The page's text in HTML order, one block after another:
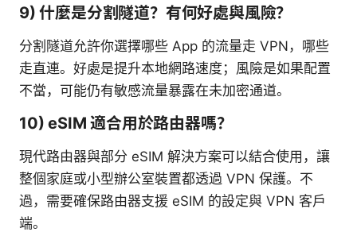
9) 什麼是分割隧道？有何好處與風險？
分割隧道允許你選擇哪些 App 的流量走 VPN，哪些
走直連。好處是提升本地網路速度；風險是如果配置
不當，可能仍有敏感流量暴露在未加密通道。
10) eSIM 適合用於路由器嗎？
現代路由器與部分 eSIM 解決方案可以結合使用，讓
整個家庭或小型辦公室裝置都透過 VPN 保護。不
過，需要確保路由器支援 eSIM 的設定與 VPN 客戶
端。